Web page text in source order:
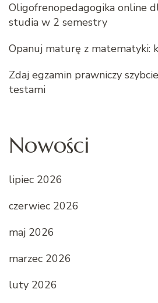
Oligofrenopedagogika online
studia w 2 semestry
Opanuj maturę z matematyki:
Zdaj egzamin prawniczy
testami
Nowości
lipiec 2026
czerwiec 2026
maj 2026
marzec 2026
luty 2026